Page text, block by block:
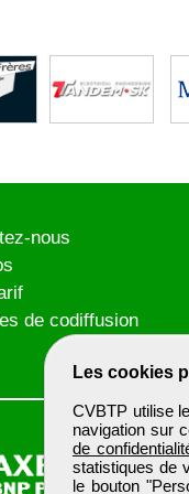
Les cookies
CVBTP utilise
navigation sur
de
statistiques de
le bouton
nous
de codiffusion